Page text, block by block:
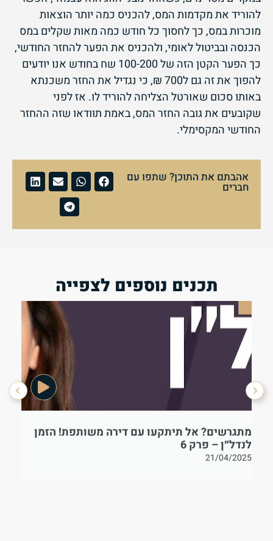
להוריד את מקדמות המס, להכניס כמה יותר הוצאות
מוכרות במס, כך לחסוך כל חודש כמה מאות שקלים במס
הכנסה ובביטול לאומי, ולהכניס את הפער להחזר החודשי,
כך הפער הקטן הזה של 100-200 שח בחודש אנו יודעים
להפוך את זה גם ל700 ₪, כי נגדיל את החזר משכנתא
באותו סכום שאורטל הצליחה להוריד לו. אז לפני
שקובעים את גובה החזר המס, באמת תוודאו שזה ההחזר
החודשי המקסימלי.
אהבתם את התוכן? שתפו עם
חברים
תכנים נוספים לצפייה
מתגרשים? אל תיתקעו עם דירה משותפת! הזמן
לנדל״ן – פרק 6
21/04/2025